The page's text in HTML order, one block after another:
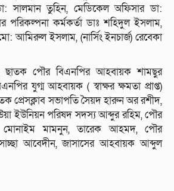
সালমান তুহিন, মেডিকেল অফিসার ডা:
পরিকল্পনা কর্মকর্তা ডাঃ শহিদুল ইসলাম,
আমিরুল ইসলাম, (নার্সিং ইনচার্জ) রেবেকা
ছাতক পৌর বিএনপির আহবায়ক শামছুর
যুগ্ম আহবায়ক ( স্বাক্ষর ক্ষমতা প্রাপ্ত)
প্রেসক্লাব সভাপতি সৈয়দ হারুন অর রশীদ,
ইউনিয়ন পরিষদ সদস্য আব্দুর রহিম, পৌর
মামনুন, তারেক আহমদ, পৌর
আবেদীন, জাসাসের আহবায়ক আব্দুল